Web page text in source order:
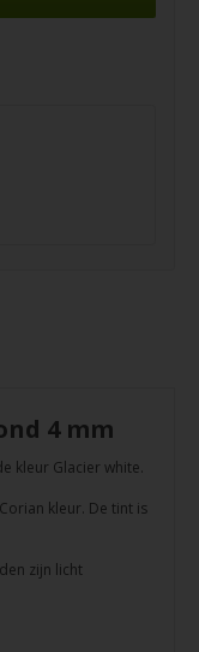
4 mm
kleur Glacier white.
kleur. De tint is
zijn licht